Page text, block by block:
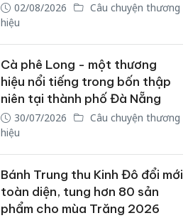
02/08/2026
Câu chuyện thương
hiệu
Cà phê Long - một thương
hiệu nổi tiếng trong bốn thập
niên tại thành phố Đà Nẵng
30/07/2026
Câu chuyện thương
hiệu
Bánh Trung thu Kinh Đô đổi mới
toàn diện, tung hơn 80 sản
phẩm cho mùa Trăng 2026